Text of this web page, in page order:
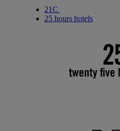
21C
25 hours hotels